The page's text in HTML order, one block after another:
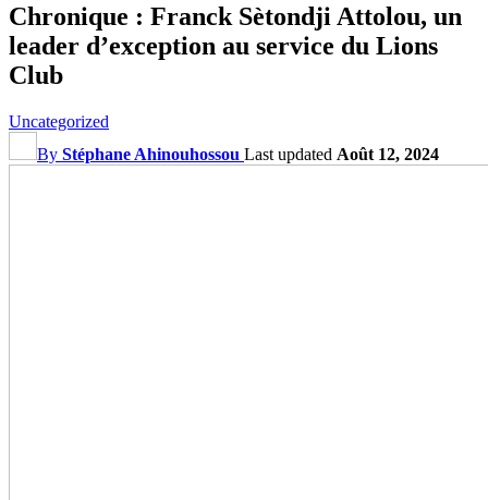
Chronique : Franck Sètondji Attolou, un
leader d’exception au service du Lions
Club
Uncategorized
By Stéphane Ahinouhossou Last updated Août 12, 2024